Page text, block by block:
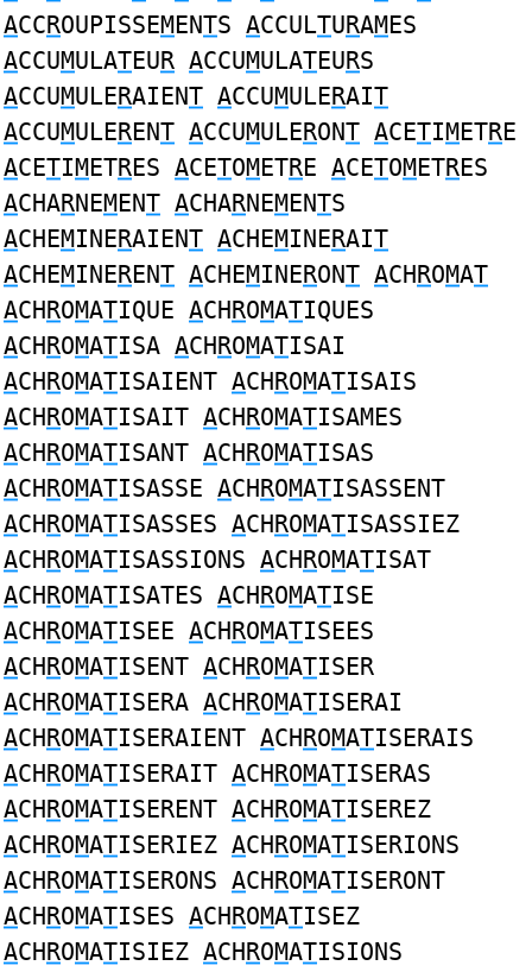
ACCROUPISSEMENTS ACCULTURAMES
ACCUMULATEUR ACCUMULATEURS
ACCUMULERAIENT ACCUMULERAIT
ACCUMULERENT ACCUMULERONT ACETIMETRE
ACETIMETRES ACETOMETRE ACETOMETRES
ACHARNEMENT ACHARNEMENTS
ACHEMINERAIENT ACHEMINERAIT
ACHEMINERENT ACHEMINERONT ACHROMAT
ACHROMATIQUE ACHROMATIQUES
ACHROMATISA ACHROMATISAI
ACHROMATISAIENT ACHROMATISAIS
ACHROMATISAIT ACHROMATISAMES
ACHROMATISANT ACHROMATISAS
ACHROMATISASSE ACHROMATISASSENT
ACHROMATISASSES ACHROMATISASSIEZ
ACHROMATISASSIONS ACHROMATISAT
ACHROMATISATES ACHROMATISE
ACHROMATISEE ACHROMATISEES
ACHROMATISENT ACHROMATISER
ACHROMATISERA ACHROMATISERAI
ACHROMATISERAIENT ACHROMATISERAIS
ACHROMATISERAIT ACHROMATISERAS
ACHROMATISERENT ACHROMATISEREZ
ACHROMATISERIEZ ACHROMATISERIONS
ACHROMATISERONS ACHROMATISERONT
ACHROMATISES ACHROMATISEZ
ACHROMATISIEZ ACHROMATISIONS